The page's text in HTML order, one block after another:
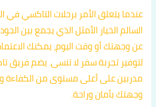
عندما يتعلق الأمر برحلات التاكسي في
السالم الخيار الأمثل الذي يجمع بين
عن وجهتك أو وقت اليوم، يمكنك
لتوفير تجربة سفر لا تنسى. يضم فريق
مدربين على أعلى مستوى من الكفاءة
وجهتك بأمان وراحة.